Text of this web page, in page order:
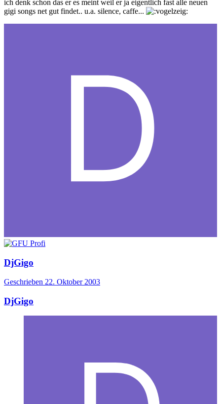
ich denk schon das er es meint weil er ja eigentlich fast alle neuen
gigi songs net gut findet.. u.a. silence, caffe...
DjGigo
Geschrieben 22. Oktober 2003
DjGigo